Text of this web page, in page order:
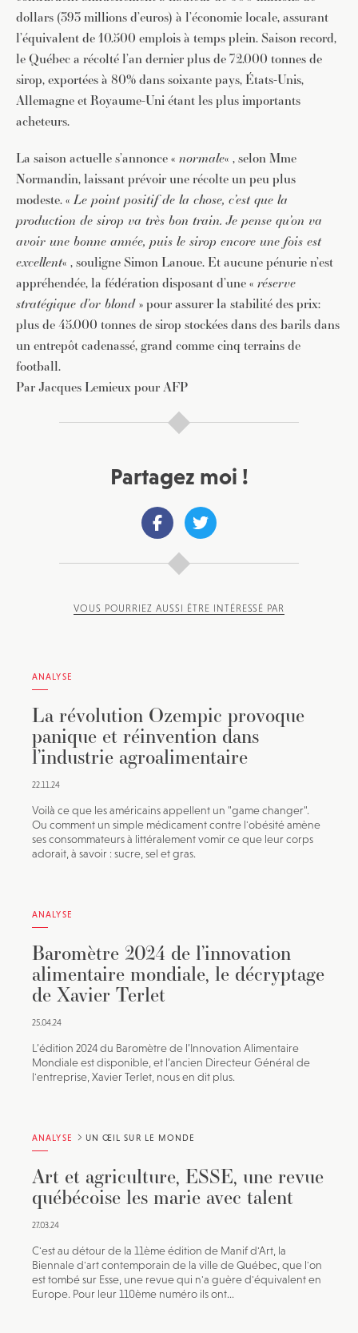
dollars (393 millions d’euros) à l’économie locale, assurant
l’équivalent de 10.500 emplois à temps plein. Saison record,
le Québec a récolté l’an dernier plus de 72.000 tonnes de
sirop, exportées à 80% dans soixante pays, États-Unis,
Allemagne et Royaume-Uni étant les plus importants
acheteurs.
La saison actuelle s’annonce « normale« , selon Mme
Normandin, laissant prévoir une récolte un peu plus
modeste. «Le point positif de la chose, c’est que la
production de sirop va très bon train. Je pense qu’on va
avoir une bonne année, puis le sirop encore une fois est
excellent« , souligne Simon Lanoue. Et aucune pénurie n’est
appréhendée, la fédération disposant d’une « réserve
stratégique d’or blond» pour assurer la stabilité des prix:
plus de 45.000 tonnes de sirop stockées dans des barils dans
un entrepôt cadenassé, grand comme cinq terrains de
football.
Par Jacques Lemieux pour AFP
Partagez moi !
VOUS POURRIEZ AUSSI ÊTRE INTÉRESSÉ PAR
ANALYSE
La révolution Ozempic provoque
panique et réinvention dans
l’industrie agroalimentaire
22.11.24
Voilà ce que les américains appellent un "game changer".
Ou comment un simple médicament contre l'obésité amène
ses consommateurs à littéralement vomir ce que leur corps
adorait, à savoir : sucre, sel et gras.
ANALYSE
Baromètre 2024 de l’innovation
alimentaire mondiale, le décryptage
de Xavier Terlet
25.04.24
L’édition 2024 du Baromètre de l’Innovation Alimentaire
Mondiale est disponible, et l’ancien Directeur Général de
l'entreprise, Xavier Terlet, nous en dit plus.
ANALYSE UN ŒIL SUR LE MONDE
Art et agriculture, ESSE, une revue
québécoise les marie avec talent
27.03.24
C'est au détour de la 11ème édition de Manif d'Art, la
Biennale d'art contemporain de la ville de Québec, que l'on
est tombé sur Esse, une revue qui n'a guère d'équivalent en
Europe. Pour leur 110ème numéro ils ont...
JE M'INSCRIS À LA NEWSLETTER
Pour recevoir toutes les deux semaines notre lettre
d’info avec une sélection d’articles …